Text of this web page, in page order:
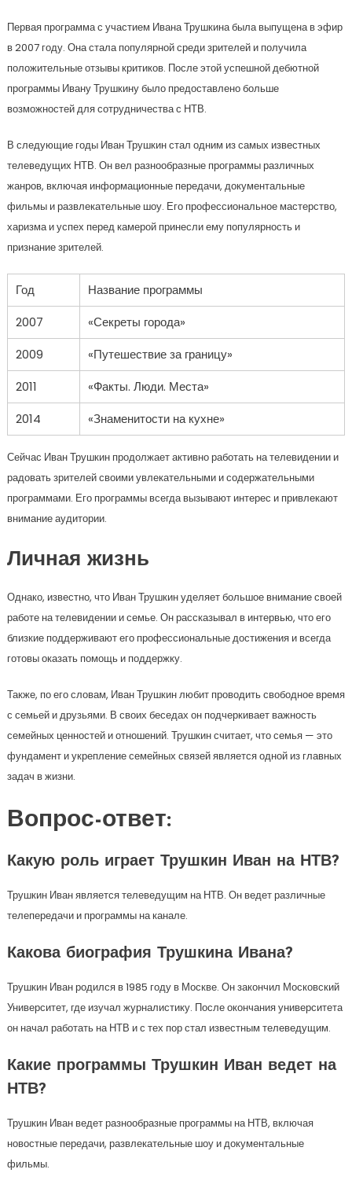
Первая программа с участием Ивана Трушкина была выпущена в эфир
в 2007 году. Она стала популярной среди зрителей и получила
положительные отзывы критиков. После этой успешной дебютной
программы Ивану Трушкину было предоставлено больше
возможностей для сотрудничества с НТВ.
В следующие годы Иван Трушкин стал одним из самых известных
телеведущих НТВ. Он вел разнообразные программы различных
жанров, включая информационные передачи, документальные
фильмы и развлекательные шоу. Его профессиональное мастерство,
харизма и успех перед камерой принесли ему популярность и
признание зрителей.
Год
Название программы
2007
«Секреты города»
2009
«Путешествие за границу»
2011
«Факты. Люди. Места»
2014
«Знаменитости на кухне»
Сейчас Иван Трушкин продолжает активно работать на телевидении и
радовать зрителей своими увлекательными и содержательными
программами. Его программы всегда вызывают интерес и привлекают
внимание аудитории.
Личная жизнь
Однако, известно, что Иван Трушкин уделяет большое внимание своей
работе на телевидении и семье. Он рассказывал в интервью, что его
близкие поддерживают его профессиональные достижения и всегда
готовы оказать помощь и поддержку.
Также, по его словам, Иван Трушкин любит проводить свободное время
с семьей и друзьями. В своих беседах он подчеркивает важность
семейных ценностей и отношений. Трушкин считает, что семья — это
фундамент и укрепление семейных связей является одной из главных
задач в жизни.
Вопрос-ответ:
Какую роль играет Трушкин Иван на НТВ?
Трушкин Иван является телеведущим на НТВ. Он ведет различные
телепередачи и программы на канале.
Какова биография Трушкина Ивана?
Трушкин Иван родился в 1985 году в Москве. Он закончил Московский
Университет, где изучал журналистику. После окончания университета
он начал работать на НТВ и с тех пор стал известным телеведущим.
Какие программы Трушкин Иван ведет на
НТВ?
Трушкин Иван ведет разнообразные программы на НТВ, включая
новостные передачи, развлекательные шоу и документальные
фильмы.